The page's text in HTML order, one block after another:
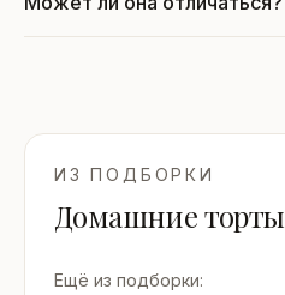
ИЗ ПОДБОРКИ
Домашние торты
Ещё из подборки: